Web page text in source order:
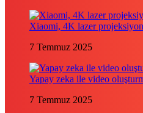
Xiaomi, 4K lazer
7 Temmuz 2025
Yapay zeka ile video
7 Temmuz 2025